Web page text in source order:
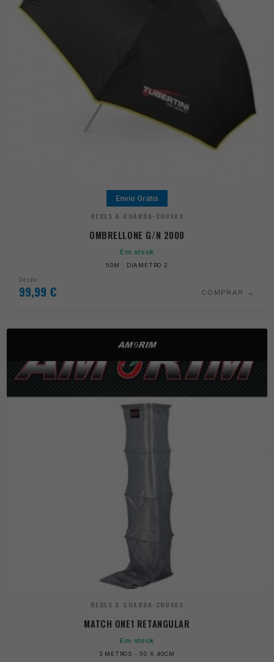
Envio Grátis
REDES & GUARDA-CHUVAS
OMBRELLONE G/N 2000
Em stock
50M · DIAMETRO 2
Desde
99,99 € COMPRAR
REDES & GUARDA-CHUVAS
MATCH ONE1 RETANGULAR
Em stock
3 METROS - 50 X 40CM